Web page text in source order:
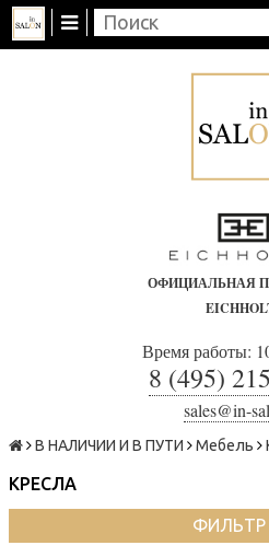
ОФИЦИАЛЬНАЯ
Время работы:
8 (495)
sales@in-
В НАЛИЧИИ И В ПУТИ Мебель
КРЕСЛА
ФИЛЬТР